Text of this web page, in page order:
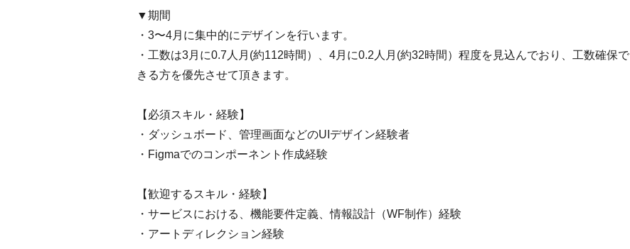
▼期間
・3〜4月に集中的にデザインを行います。
・工数は3月に0.7人月(約112時間）、4月に0.2人月(約32時間）程度を見込んでおり、工数確保で
きる方を優先させて頂きます。
【必須スキル・経験】
・ダッシュボード、管理画面などのUIデザイン経験者
・Figmaでのコンポーネント作成経験
【歓迎するスキル・経験】
・サービスにおける、機能要件定義、情報設計（WF制作）経験
・アートディレクション経験